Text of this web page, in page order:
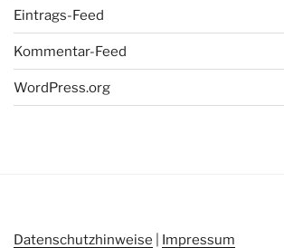
Eintrags-Feed
Kommentar-Feed
WordPress.org
Datenschutzhinweise Impressum